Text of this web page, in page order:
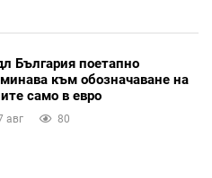
България поетапно
към обозначаване на
само в евро
авг 80